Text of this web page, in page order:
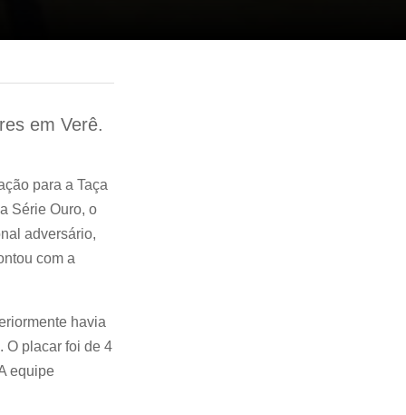
em Verê.
para a Taça
Série Ouro, o
adversário,
com a
havia
O placar foi de 4
equipe